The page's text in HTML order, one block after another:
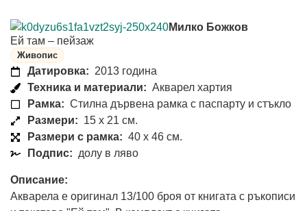
Милко Божков
Ей там – пейзаж
Живопис
Датировка: 2013 година
Техника и материали: Акварел хартия
Рамка: Стилна дървена рамка с паспарту и стъкло
Размери: 15 x 21 см.
Размери с рамка: 40 x 46 см.
Подпис: долу в ляво
Описание:
Акварела е оригинал 13/100 броя от книгата с ръкописи